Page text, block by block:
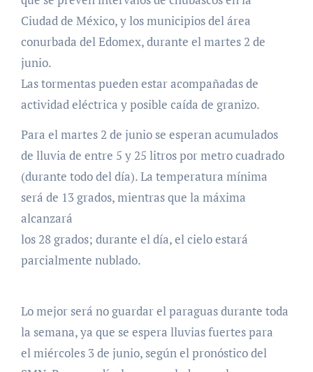
Ciudad de México, y los municipios del área
conurbada del Edomex, durante el martes 2 de
junio.
Las tormentas pueden estar acompañadas de
actividad eléctrica y posible caída de granizo.
Para el martes 2 de junio se esperan acumulados
de lluvia de entre 5 y 25 litros por metro cuadrado
(durante todo del día). La temperatura mínima
será de 13 grados, mientras que la máxima
alcanzará
los 28 grados; durante el día, el cielo estará
parcialmente nublado.
Lo mejor será no guardar el paraguas durante toda
la semana, ya que se espera lluvias fuertes para
el miércoles 3 de junio, según el pronóstico del